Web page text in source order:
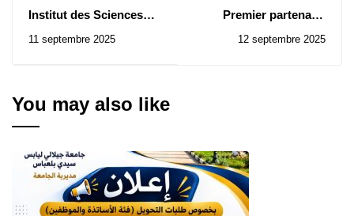
Institut des Sciences
Consultation N° 33/2025
11 septembre 2025
Premier partenaire
MDEX et la La Faculté
12 septembre 2025
You may also like